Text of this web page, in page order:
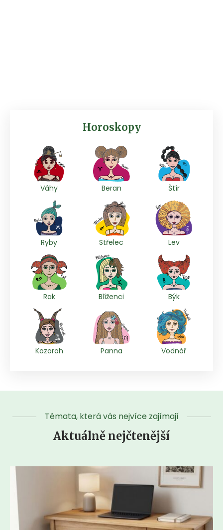
Horoskopy
Váhy Beran Štír
Ryby Střelec Lev
Rak Blíženci Býk
Kozoroh Panna Vodnář
Témata, která vás nejvíce zajímají
Aktuálně nejčtenější